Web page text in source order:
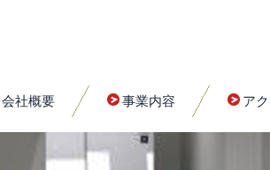
会社概要 事業内容 ア